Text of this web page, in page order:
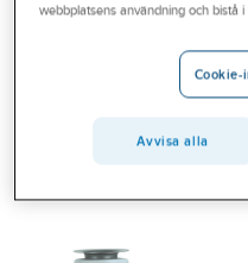
Branscher
webbplatsens användning och bistå
Cookie-
Avvisa alla